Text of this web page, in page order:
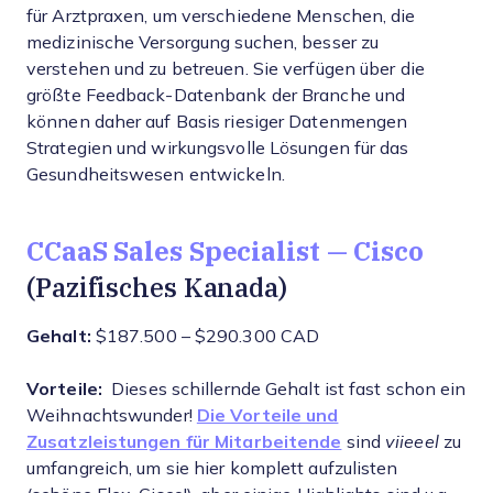
für Arztpraxen, um verschiedene Menschen, die
medizinische Versorgung suchen, besser zu
verstehen und zu betreuen. Sie verfügen über die
größte Feedback-Datenbank der Branche und
können daher auf Basis riesiger Datenmengen
Strategien und wirkungsvolle Lösungen für das
Gesundheitswesen entwickeln.
CCaaS Sales Specialist — Cisco
(Pazifisches Kanada)
Gehalt: $187.500 – $290.300 CAD
Vorteile: Dieses schillernde Gehalt ist fast schon ein
Weihnachtswunder! Die Vorteile und
Zusatzleistungen für Mitarbeitende sind viieeelzu
umfangreich, um sie hier komplett aufzulisten